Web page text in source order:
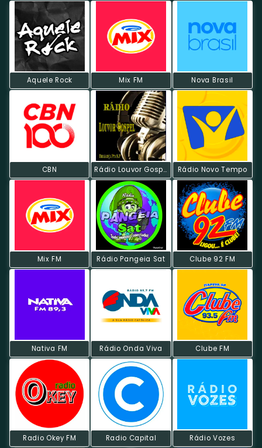
Aquele Rock Mix FM Nova Brasil
CBN Rádio Louvor Gospel Rádio Novo Tempo
Mix FM Rádio Pangeia Sat Clube 92 FM
Nativa FM Rádio Onda Viva Clube FM
Radio Okey FM Radio Capital Rádio Vozes